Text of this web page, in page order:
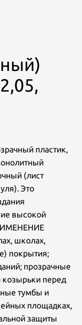
пластик,
(лист
Это
высокой
школах,
покрытия;
прозрачные
перед
тумбы и
площадках,
защиты